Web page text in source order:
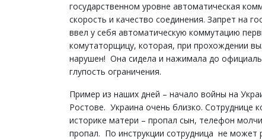
государственном уровне автоматическая
скорость и качество соединения. Запрет на
ввел у себя автоматическую коммутацию
комутаторщицу, которая, при прохождении
нарушен! Она сидела и нажимала до
глупость ограничения.
Пример из наших дней – начало войны на
Ростове. Украина очень близко. Сотруднице
историке матери – пропал сын, телефон
пропал. По инструкции сотрудница не